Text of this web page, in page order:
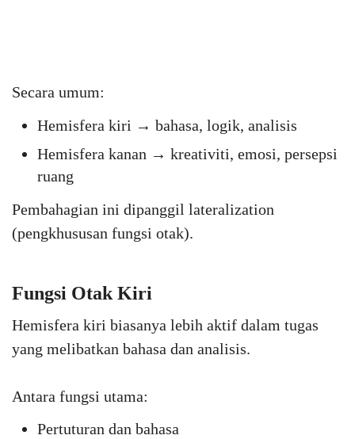
Secara umum:
Hemisfera kiri → bahasa, logik, analisis
Hemisfera kanan → kreativiti, emosi, persepsi
ruang
Pembahagian ini dipanggil lateralization
(pengkhususan fungsi otak).
Fungsi Otak Kiri
Hemisfera kiri biasanya lebih aktif dalam tugas
yang melibatkan bahasa dan analisis.
Antara fungsi utama:
Pertuturan dan bahasa